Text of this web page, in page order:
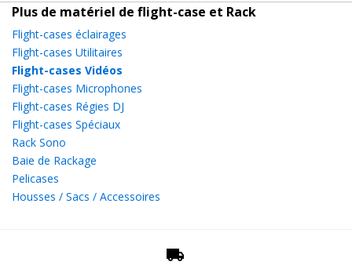
Plus de matériel de flight-case et Rack
Flight-cases éclairages
Flight-cases Utilitaires
Flight-cases Vidéos
Flight-cases Microphones
Flight-cases Régies DJ
Flight-cases Spéciaux
Rack Sono
Baie de Rackage
Pelicases
Housses / Sacs / Accessoires